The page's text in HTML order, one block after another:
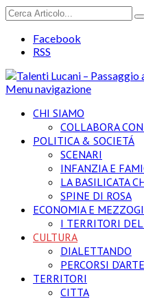
Facebook
RSS
Menu navigazione
CHI SIAMO
COLLABORA
POLITICA & SOCIETÁ
SCENARI
INFANZIA E
LA BASILICATA
SPINE DI ROSA
ECONOMIA E
I TERRITORI
CULTURA
DIALETTANDO
PERCORSI
TERRITORI
CITTA